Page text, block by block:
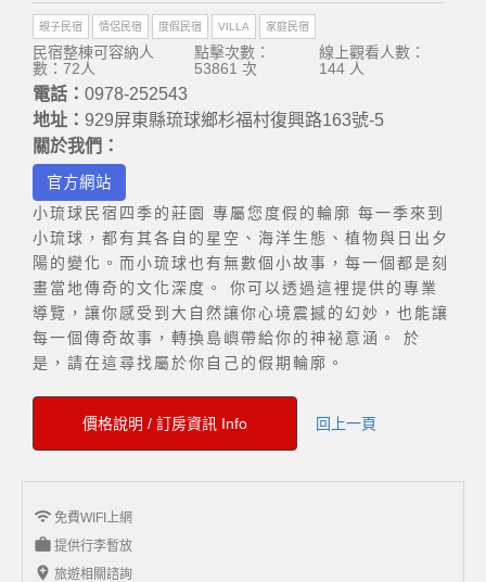
親子民宿 情侶民宿 度假民宿 VILLA 家庭民宿
民宿整棟可容納人
數：72人
點擊次數：
53861 次
線上觀看人數：
144 人
電話： 0978-252543
地址： 929屏東縣琉球鄉杉福村復興路163號-5
關於我們：
官方網站
小琉球民宿四季的莊園 專屬您度假的輪廓 每一季來到
小琉球，都有其各自的星空、海洋生態、植物與日出夕
陽的變化。而小琉球也有無數個小故事，每一個都是刻
畫當地傳奇的文化深度。 你可以透過這裡提供的專業
導覽，讓你感受到大自然讓你心境震撼的幻妙，也能讓
每一個傳奇故事，轉換島嶼帶給你的神祕意涵。 於
是，請在這尋找屬於你自己的假期輪廓。
價格說明 / 訂房資訊 Info 回上一頁
wifi 免費WIFI上網
work 提供行李暫放
add_location 旅遊相關諮詢